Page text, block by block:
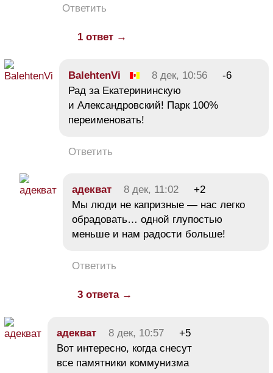
Ответить
1 ответ →
BalehtenVi 8 дек, 10:56
-6
Рад за Екатерининскую
и Александровский! Парк 100%
переименовать!
Ответить
адекват 8 дек, 11:02
+2
Мы люди не капризные — нас легко
обрадовать… одной глупостью
меньше и нам радости больше!
Ответить
3 ответа →
адекват 8 дек, 10:57
+5
Вот интересно, когда снесут
все памятники коммунизма